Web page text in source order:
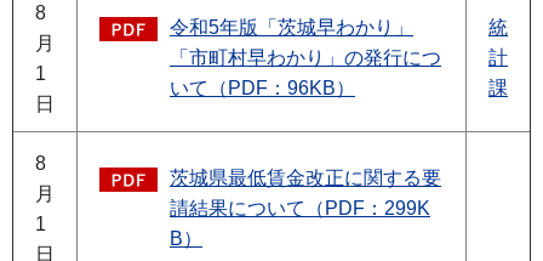
8
月
1
日
令和5年版「茨城早わかり」
「市町村早わかり」の発行につ
いて（PDF：96KB）
統
計
課
8
月
1
日
茨城県最低賃金改正に関する要
請結果について（PDF：299K
B）